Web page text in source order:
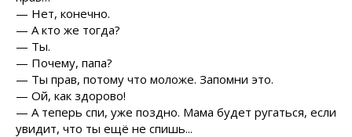
— Нет, конечно.
— А кто же тогда?
— Ты.
— Почему, папа?
— Ты прав, потому что моложе. Запомни это.
— Ой, как здорово!
— А теперь спи, уже поздно. Мама будет ругаться, если
увидит, что ты ещё не спишь...